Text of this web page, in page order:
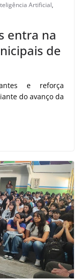
Artificial,
entra na
de
e reforça
do avanço da